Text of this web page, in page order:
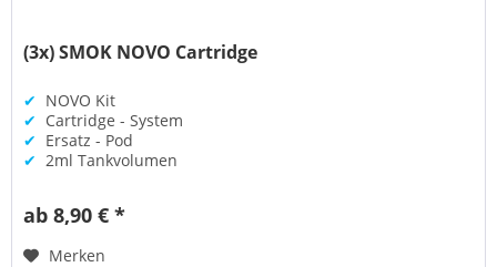
(3x) SMOK NOVO Cartridge
✔ NOVO Kit
✔ Cartridge - System
✔ Ersatz - Pod
✔ 2ml Tankvolumen
ab 8,90 € *
Merken